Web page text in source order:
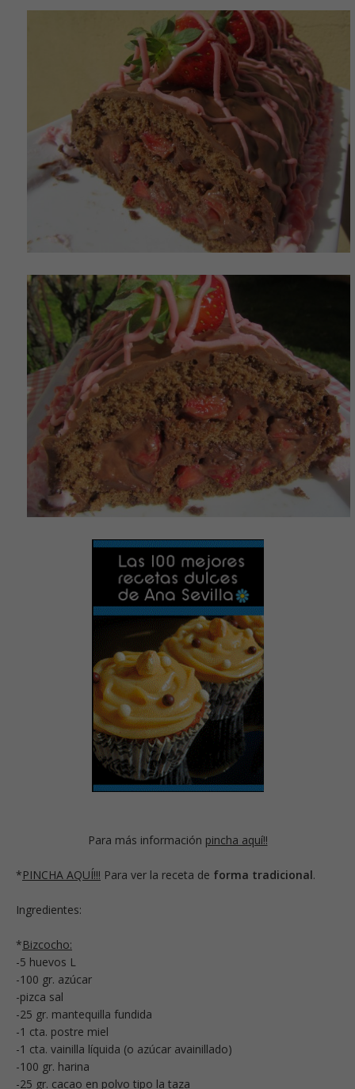
Para más información pincha aquí!!
*PINCHA AQUÍ!!! Para ver la receta de forma tradicional.
Ingredientes:
*Bizcocho:
-5 huevos L
-100 gr. azúcar
-pizca sal
-25 gr. mantequilla fundida
-1 cta. postre miel
-1 cta. vainilla líquida (o azúcar avainillado)
-100 gr. harina
-25 gr. cacao en polvo tipo la taza